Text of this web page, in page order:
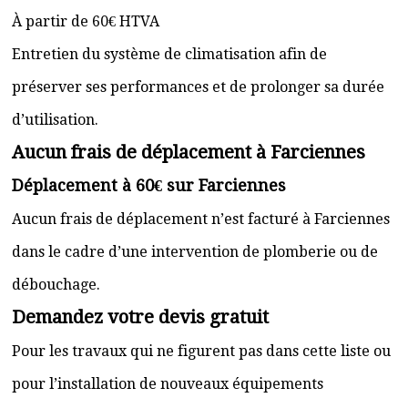
À partir de 60€ HTVA
Entretien du système de climatisation afin de
préserver ses performances et de prolonger sa durée
d’utilisation.
Aucun frais de déplacement à Farciennes
Déplacement à 60€ sur Farciennes
Aucun frais de déplacement n’est facturé à Farciennes
dans le cadre d’une intervention de plomberie ou de
débouchage.
Demandez votre devis gratuit
Pour les travaux qui ne figurent pas dans cette liste ou
pour l’installation de nouveaux équipements